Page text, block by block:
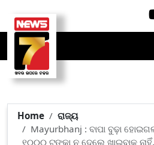
Home
ରାଜ୍ୟ
Mayurbhanj : ବାପା ବୁଢ଼ା
୧୦୦୦ ଟଙ୍କା ନ ଦେଲେ ଖାଇବାକୁ